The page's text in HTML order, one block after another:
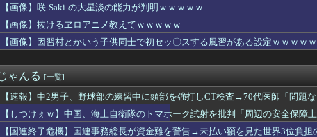
高校の時、生理痛がひどくて学校で嘔吐。親を呼んで総合病院に行った...
ル】ベイスターズOB選抜（三嶋・大和・雄洋）一昨年・昨年のリベン...
新聞「小池都知事、今年も虐殺された朝鮮人犠牲者らを追悼文を送...
猛暑と資金難に苦しむ [8/8]
重杏奈さん、デカパイすぎて万バズしてしまうwwwwwwww
イレブン、ついに神商品を販売
バンク19回戦】ソフトバンク、7回表1アウト二塁から谷川原のタイ...
グマシーン占拠してずっと歩いてる男の正体ｗｗｗｗｗｗｗｗｗｗｗｗ...
・モモ(30)、またしてもエチエチボデーを披露wwwwwww...
版のキャラクリでアウラの角の色が変更できることが判明→...
【画像】咲-Saki-の大星淡の能力が判明ｗｗｗｗｗ
【画像】抜けるヱロアニメ教えてｗｗｗｗｗ
【画像】因習村とかいう子供同士で初セッ〇スする風習がある設定ｗｗｗｗｗ
ゃんる [一覧]
【速報】中2男子、野球部の練習中に頭部を強打しCT検査→70代医師「問題
した」
【しつけぇｗ】中国、海上自衛隊のトマホーク試射を批判「周辺の安全保障
【国連終了危機】国連事務総長が資金難を警告→未払い額を見た世界3位負